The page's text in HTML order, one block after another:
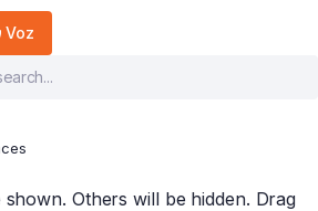
Voz
Others will be hidden. Drag